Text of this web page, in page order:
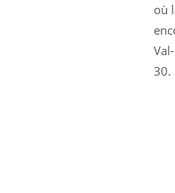
où
30.
Carence
Fatigue,